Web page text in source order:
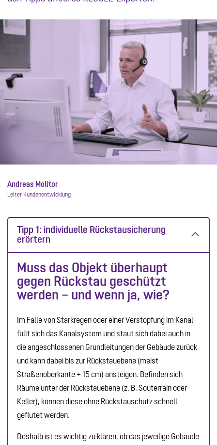
Andreas Molitor
Leiter Kundenentwicklung
Tipp 1: individuelle Rückstausicherung
erörtern
Muss das Objekt überhaupt
gegen Rückstau geschützt
werden – und wenn ja, wie?
Im Falle von Starkregen oder einer Verstopfung im Kanal
füllt sich das Kanalsystem und staut sich dabei auch in
die angeschlossenen Grundleitungen der Gebäude zurück
und kann dabei bis zur Rückstauebene (meist
Straßenoberkante + 15 cm) ansteigen. Befinden sich
Räume unter der Rückstauebene (z. B. Souterrain oder
Keller), können diese ohne Rückstauschutz schnell
geflutet werden.
Deshalb ist es wichtig zu klären, ob das jeweilige Gebäude